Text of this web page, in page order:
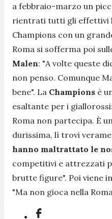
a febbraio-marzo un
rientrati tutti gli effettivi
Champions con un
Roma si sofferma poi
Malen: "A volte queste
non penso. Comunque
bene". La Champions è
esaltante per i
Roma non partecipa. È
durissima, lì trovi
hanno maltrattato le
competitivi e attrezzati
brutte figure". Poi viene
"Ma non gioca nella